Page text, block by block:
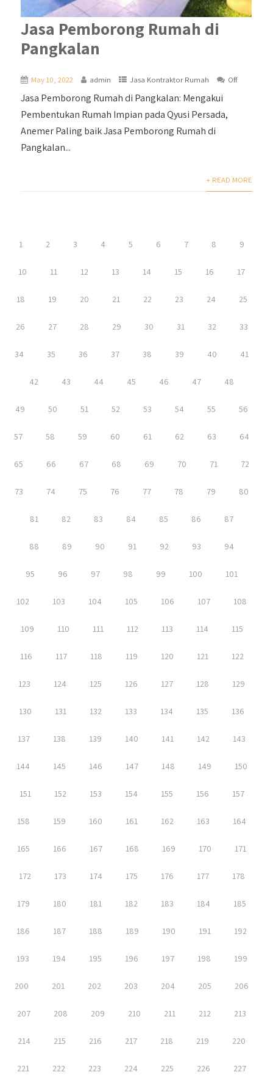
Jasa Pemborong Rumah di
Pangkalan
May 10, 2022 admin Jasa Kontraktor Rumah Off
Jasa Pemborong Rumah di Pangkalan: Mengakui
Pembentukan Rumah Impian pada Qyusi Persada,
Anemer Paling baik Jasa Pemborong Rumah di
Pangkalan...
+ READ MORE
1 2 3 4 5 6 7 8 9
10 11 12 13 14 15 16 17
18 19 20 21 22 23 24 25
26 27 28 29 30 31 32 33
34 35 36 37 38 39 40 41
42 43 44 45 46 47 48
49 50 51 52 53 54 55 56
57 58 59 60 61 62 63 64
65 66 67 68 69 70 71 72
73 74 75 76 77 78 79 80
81 82 83 84 85 86 87
88 89 90 91 92 93 94
95 96 97 98 99 100 101
102 103 104 105 106 107 108
109 110 111 112 113 114 115
116 117 118 119 120 121 122
123 124 125 126 127 128 129
130 131 132 133 134 135 136
137 138 139 140 141 142 143
144 145 146 147 148 149 150
151 152 153 154 155 156 157
158 159 160 161 162 163 164
165 166 167 168 169 170 171
172 173 174 175 176 177 178
179 180 181 182 183 184 185
186 187 188 189 190 191 192
193 194 195 196 197 198 199
200 201 202 203 204 205 206
207 208 209 210 211 212 213
214 215 216 217 218 219 220
221 222 223 224 225 226 227